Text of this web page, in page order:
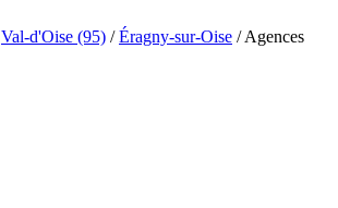
Val-d'Oise (95) / Éragny-sur-Oise / Agences